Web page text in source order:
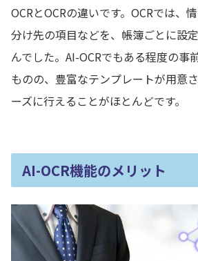
OCRとOCRの違いです。OCRでは、
分け先の項目などを、帳簿ごとに設
んでした。AI-OCRでもある程度の事
ものの、豊富なテンプレートが用意
ーズに行えることがほとんどです。
AI-OCR機能のメリット